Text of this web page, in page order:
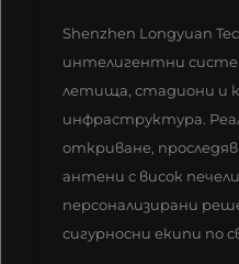
Shenzhen Longyuan
интелигентни
летища, стадиони и
инфраструктура.
откриване,
антени с висок
персонализирани
сигурносни екипи по